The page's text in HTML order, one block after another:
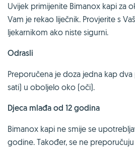
Uvijek primijenite Bimanox kapi za
Vam je rekao liječnik. Provjerite s
ljekarnikom ako niste sigurni.
Odrasli
Preporučena je doza jedna kap
sati) u oboljelo oko (oči).
Djeca mlađa od 12 godina
Bimanox kapi ne smije se
godine. Također, se ne